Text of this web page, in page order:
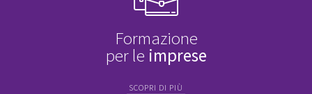
Formazione
per le imprese
SCOPRI DI PIÙ